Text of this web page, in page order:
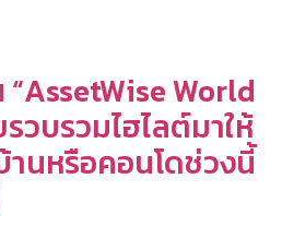
“AssetWise World
วบรวมไฮไลต์มาให้
านหรือคอนโดช่วงนี้